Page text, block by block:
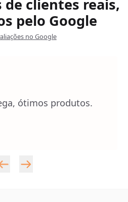
clientes reais,
pelo Google
no Google
ótimos produtos.